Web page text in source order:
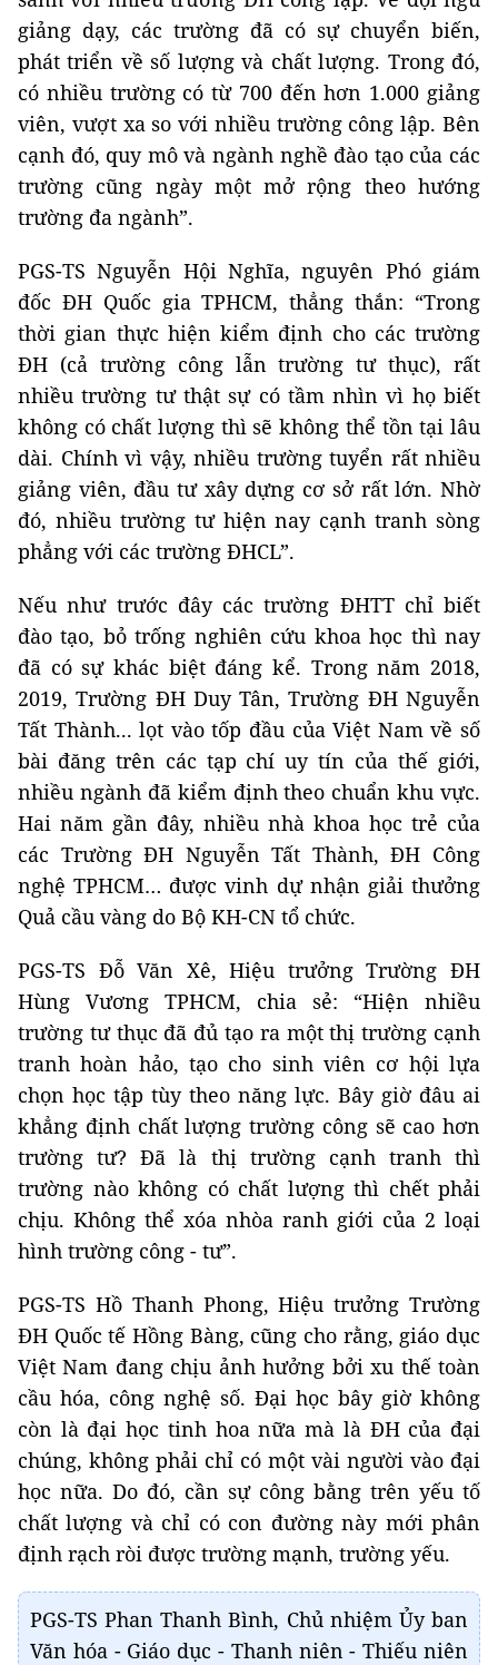
giảng dạy, các trường đã có sự chuyển biến,
phát triển về số lượng và chất lượng. Trong đó,
có nhiều trường có từ 700 đến hơn 1.000 giảng
viên, vượt xa so với nhiều trường công lập. Bên
cạnh đó, quy mô và ngành nghề đào tạo của các
trường cũng ngày một mở rộng theo hướng
trường đa ngành”.
PGS-TS Nguyễn Hội Nghĩa, nguyên Phó giám
đốc ĐH Quốc gia TPHCM, thẳng thắn: “Trong
thời gian thực hiện kiểm định cho các trường
ĐH (cả trường công lẫn trường tư thục), rất
nhiều trường tư thật sự có tầm nhìn vì họ biết
không có chất lượng thì sẽ không thể tồn tại lâu
dài. Chính vì vậy, nhiều trường tuyển rất nhiều
giảng viên, đầu tư xây dựng cơ sở rất lớn. Nhờ
đó, nhiều trường tư hiện nay cạnh tranh sòng
phẳng với các trường ĐHCL”.
Nếu như trước đây các trường ĐHTT chỉ biết
đào tạo, bỏ trống nghiên cứu khoa học thì nay
đã có sự khác biệt đáng kể. Trong năm 2018,
2019, Trường ĐH Duy Tân, Trường ĐH Nguyễn
Tất Thành... lọt vào tốp đầu của Việt Nam về số
bài đăng trên các tạp chí uy tín của thế giới,
nhiều ngành đã kiểm định theo chuẩn khu vực.
Hai năm gần đây, nhiều nhà khoa học trẻ của
các Trường ĐH Nguyễn Tất Thành, ĐH Công
nghệ TPHCM… được vinh dự nhận giải thưởng
Quả cầu vàng do Bộ KH-CN tổ chức.
PGS-TS Đỗ Văn Xê, Hiệu trưởng Trường ĐH
Hùng Vương TPHCM, chia sẻ: “Hiện nhiều
trường tư thục đã đủ tạo ra một thị trường cạnh
tranh hoàn hảo, tạo cho sinh viên cơ hội lựa
chọn học tập tùy theo năng lực. Bây giờ đâu ai
khẳng định chất lượng trường công sẽ cao hơn
trường tư? Đã là thị trường cạnh tranh thì
trường nào không có chất lượng thì chết phải
chịu. Không thể xóa nhòa ranh giới của 2 loại
hình trường công - tư”.
PGS-TS Hồ Thanh Phong, Hiệu trưởng Trường
ĐH Quốc tế Hồng Bàng, cũng cho rằng, giáo dục
Việt Nam đang chịu ảnh hưởng bởi xu thế toàn
cầu hóa, công nghệ số. Đại học bây giờ không
còn là đại học tinh hoa nữa mà là ĐH của đại
chúng, không phải chỉ có một vài người vào đại
học nữa. Do đó, cần sự công bằng trên yếu tố
chất lượng và chỉ có con đường này mới phân
định rạch ròi được trường mạnh, trường yếu.
PGS-TS Phan Thanh Bình, Chủ nhiệm Ủy ban
Văn hóa - Giáo dục - Thanh niên - Thiếu niên